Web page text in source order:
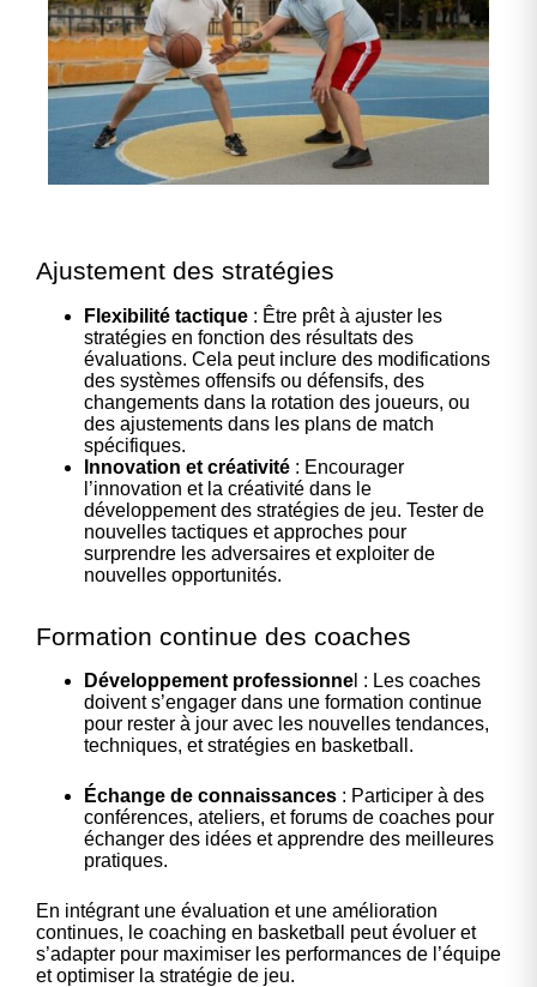
Ajustement des stratégies
Flexibilité tactique : Être prêt à ajuster les
stratégies en fonction des résultats des
évaluations. Cela peut inclure des modifications
des systèmes offensifs ou défensifs, des
changements dans la rotation des joueurs, ou
des ajustements dans les plans de match
spécifiques.
Innovation et créativité : Encourager
l’innovation et la créativité dans le
développement des stratégies de jeu. Tester de
nouvelles tactiques et approches pour
surprendre les adversaires et exploiter de
nouvelles opportunités.
Formation continue des coaches
Développement professionne l : Les coaches
doivent s’engager dans une formation continue
pour rester à jour avec les nouvelles tendances,
techniques, et stratégies en basketball.
Échange de connaissances : Participer à des
conférences, ateliers, et forums de coaches pour
échanger des idées et apprendre des meilleures
pratiques.
En intégrant une évaluation et une amélioration
continues, le coaching en basketball peut évoluer et
s’adapter pour maximiser les performances de l’équipe
et optimiser la stratégie de jeu.